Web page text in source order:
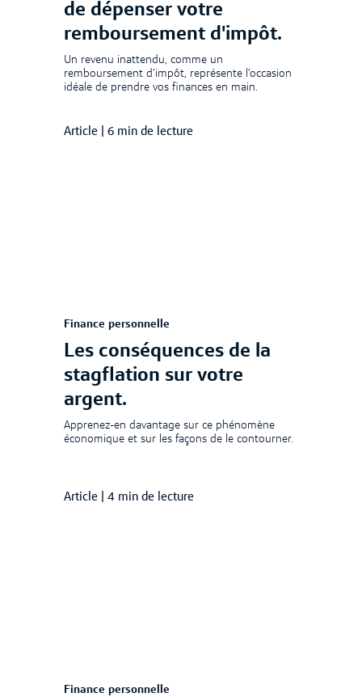
de dépenser votre
remboursement d'impôt.
Un revenu inattendu, comme un
remboursement d’impôt, représente l’occasion
idéale de prendre vos finances en main.
Article 6 min de lecture
Finance personnelle
Les conséquences de la
stagflation sur votre
argent.
Apprenez-en davantage sur ce phénomène
économique et sur les façons de le contourner.
Article 4 min de lecture
Finance personnelle